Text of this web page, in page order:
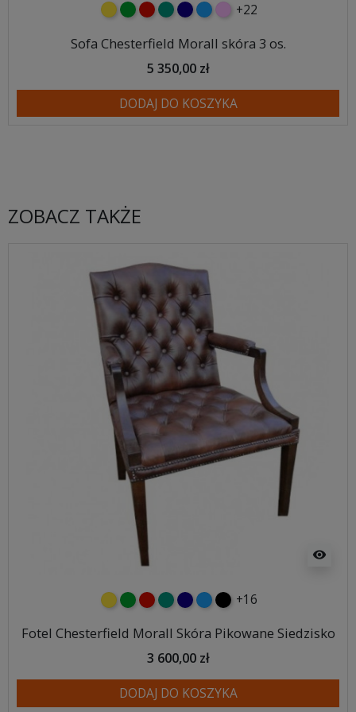
żółtyzielonyczerwony
turkusowy
granatowy
niebieski
różowy
+22
Sofa Chesterfield Morall skóra 3 os.
5 350,00 zł
DODAJ DO KOSZYKA
ZOBACZ TAKŻE
visibility
żółtyzielonyczerwony
turkusowy
granatowy
niebieski
czarny
+16
Fotel Chesterfield Morall Skóra Pikowane Siedzisko
3 600,00 zł
DODAJ DO KOSZYKA